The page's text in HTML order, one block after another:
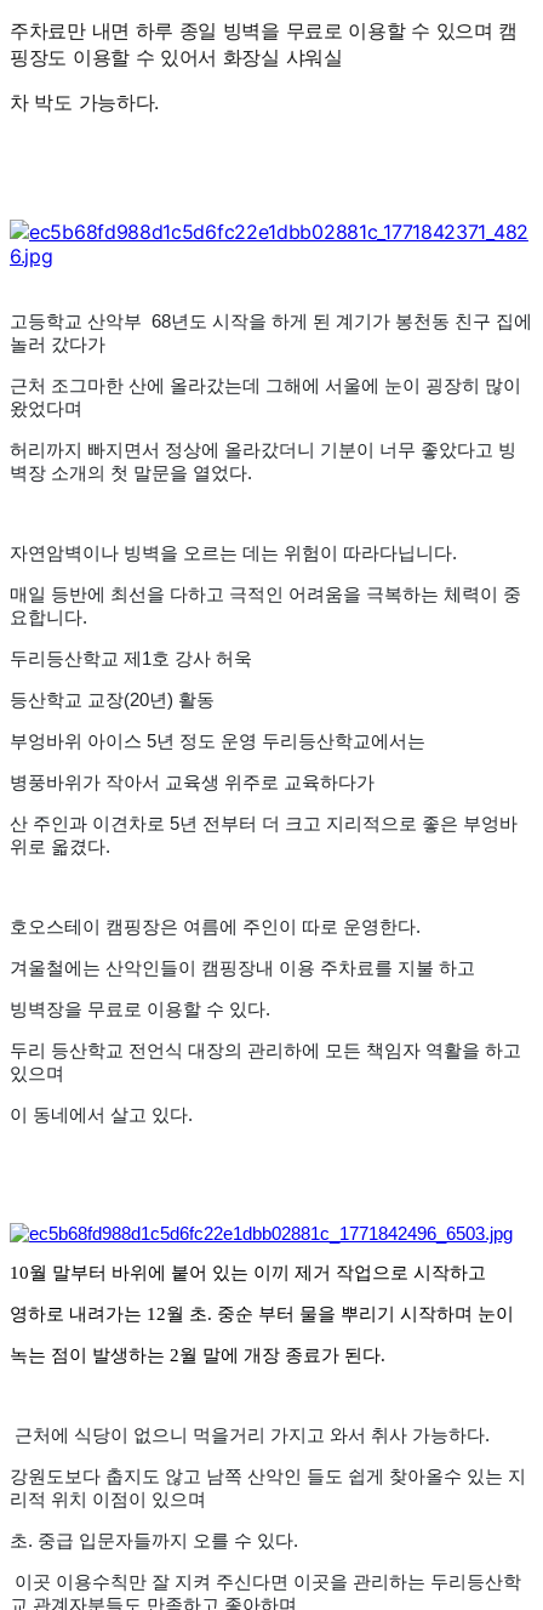
주차료만 내면 하루 종일 빙벽을 무료로 이용할 수 있으며 캠
핑장도 이용할 수 있어서 화장실 샤워실
차 박도 가능하다.
고등학교 산악부 68년도 시작을 하게 된 계기가 봉천동 친구 집에
놀러 갔다가
근처 조그마한 산에 올라갔는데 그해에 서울에 눈이 굉장히 많이
왔었다며
허리까지 빠지면서 정상에 올라갔더니 기분이 너무 좋았다고 빙
벽장 소개의 첫 말문을 열었다.
자연암벽이나 빙벽을 오르는 데는 위험이 따라다닙니다.
매일 등반에 최선을 다하고 극적인 어려움을 극복하는 체력이 중
요합니다.
두리등산학교 제1호 강사 허욱
등산학교 교장(20년) 활동
부엉바위 아이스 5년 정도 운영 두리등산학교에서는
병풍바위가 작아서 교육생 위주로 교육하다가
산 주인과 이견차로 5년 전부터 더 크고 지리적으로 좋은 부엉바
위로 옯겼다.
호오스테이 캠핑장은 여름에 주인이 따로 운영한다.
겨울철에는 산악인들이 캠핑장내 이용 주차료를 지불 하고
빙벽장을 무료로 이용할 수 있다.
두리 등산학교 전언식 대장의 관리하에 모든 책임자 역활을 하고
있으며
이 동네에서 살고 있다.
10월 말부터 바위에 붙어 있는 이끼 제거 작업으로 시작하고
영하로 내려가는 12월 초. 중순 부터 물을 뿌리기 시작하며 눈이
녹는 점이 발생하는 2월 말에 개장 종료가 된다.
근처에 식당이 없으니 먹을거리 가지고 와서 취사 가능하다.
강원도보다 춥지도 않고 남쪽 산악인 들도 쉽게 찾아올수 있는 지
리적 위치 이점이 있으며
초. 중급 입문자들까지 오를 수 있다.
이곳 이용수칙만 잘 지켜 주신다면 이곳을 관리하는 두리등산학
교 관계자분들도 만족하고 좋아하며